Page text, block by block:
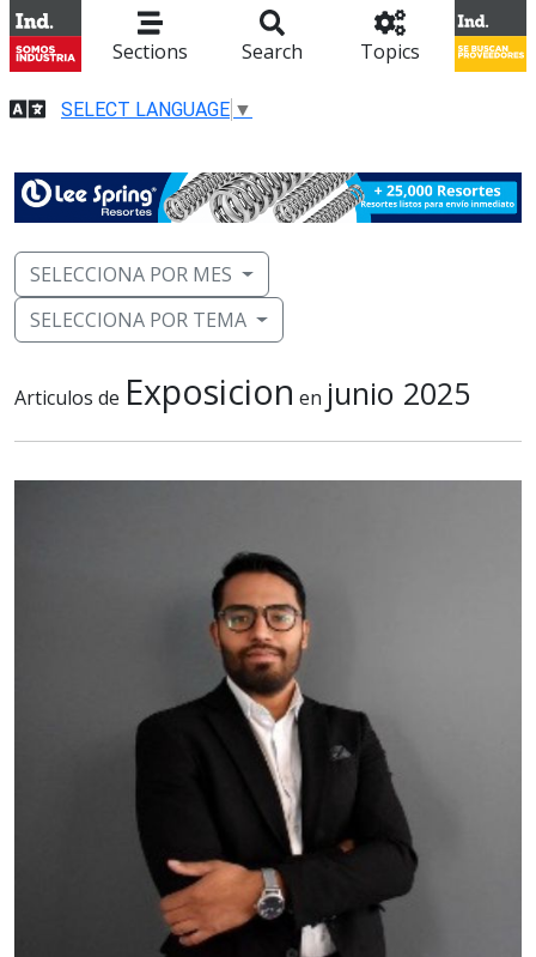
Sections Search Topics
SELECT LANGUAGE ▼
SELECCIONA POR MES
SELECCIONA POR TEMA
Articulos de Exposicion en junio 2025